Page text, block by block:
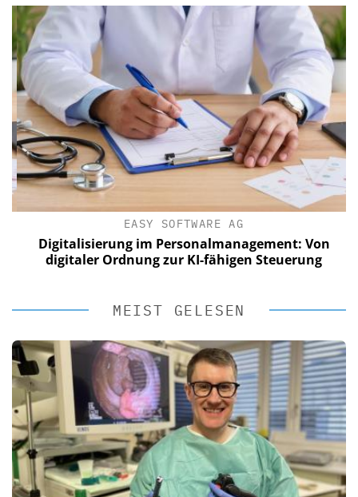
EASY SOFTWARE AG
Digitalisierung im Personalmanagement: Von
digitaler Ordnung zur KI-fähigen Steuerung
MEIST GELESEN